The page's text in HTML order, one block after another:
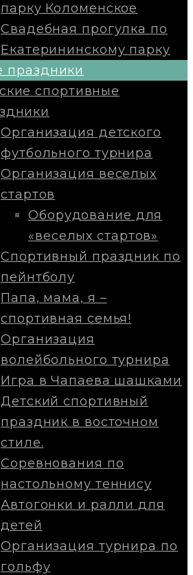
парку Коломенское
Свадебная прогулка по
Екатерининскому парку
праздники
спортивные
Организация детского
футбольного турнира
Организация веселых
стартов
Оборудование для
«веселых стартов»
Спортивный праздник по
пейнтболу
Папа, мама, я –
спортивная семья!
Организация
волейбольного турнира
Игра в Чапаева шашками
Детский спортивный
праздник в восточном
стиле.
Соревнования по
настольному теннису
Автогонки и ралли для
детей
Организация турнира по
гольфу